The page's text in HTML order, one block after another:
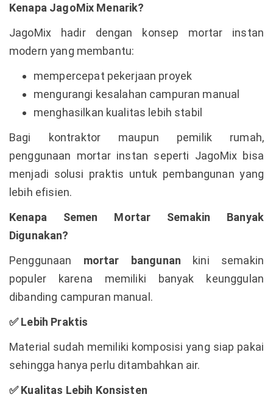
Kenapa JagoMix Menarik?
JagoMix hadir dengan konsep mortar instan
modern yang membantu:
mempercepat pekerjaan proyek
mengurangi kesalahan campuran manual
menghasilkan kualitas lebih stabil
Bagi kontraktor maupun pemilik rumah,
penggunaan mortar instan seperti JagoMix bisa
menjadi solusi praktis untuk pembangunan yang
lebih efisien.
Kenapa Semen Mortar Semakin Banyak
Digunakan?
Penggunaan mortar bangunan kini semakin
populer karena memiliki banyak keunggulan
dibanding campuran manual.
✅Lebih Praktis
Material sudah memiliki komposisi yang siap pakai
sehingga hanya perlu ditambahkan air.
✅Kualitas Lebih Konsisten